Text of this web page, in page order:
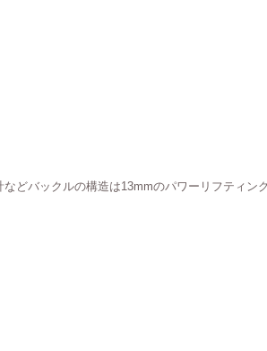
などバックルの構造は13mmのパワーリフティン